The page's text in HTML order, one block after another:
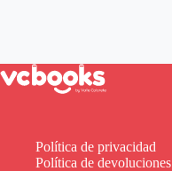
Política de privacidad
Política de devoluciones